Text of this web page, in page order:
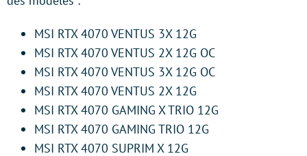
MSI RTX 4070 VENTUS 3X 12G
MSI RTX 4070 VENTUS 2X 12G OC
MSI RTX 4070 VENTUS 3X 12G OC
MSI RTX 4070 VENTUS 2X 12G
MSI RTX 4070 GAMING X TRIO 12G
MSI RTX 4070 GAMING TRIO 12G
MSI RTX 4070 SUPRIM X 12G